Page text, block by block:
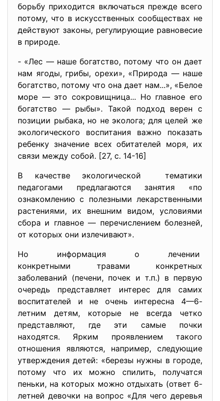
борьбу приходится включаться прежде всего
потому, что в искусственных сообществах не
действуют законы, регулирующие равновесие
в природе.
- «Лес — наше богатство, потому что он дает
нам ягоды, грибы, орехи», «Природа — наше
богатство, потому что она дает нам...», «Белое
море — это сокровищница... Но главное его
богатство — рыбы». Такой подход верен с
позиции рыбака, но не эколога; для целей же
экологического воспитания важно показать
ребенку значение всех обитателей моря, их
связи между собой. [27, с. 14-16]
В качестве экологической тематики
педагогами предлагаются занятия «по
ознакомлению с полезными лекарственными
растениями, их внешним видом, условиями
сбора и главное — перечислением болезней,
от которых они излечивают».
Но информация о лечении
конкретными травами конкретных
заболеваний (печени, почек и т.п.) в первую
очередь представляет интерес для самих
воспитателей и не очень интересна 4—6-
летним детям, которые не всегда четко
представляют, где эти самые почки
находятся. Ярким проявлением такого
отношения являются, например, следующие
утверждения детей: «березы нужны в городе,
потому что их можно спилить, получатся
пеньки, на которых можно отдыхать (ответ 6-
летней девочки на вопрос «Для чего деревья